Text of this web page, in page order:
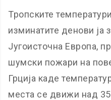
Тропските
изминатите денови ја
Југоисточна Европа,
шумски пожари на
Грција каде
места се движи над